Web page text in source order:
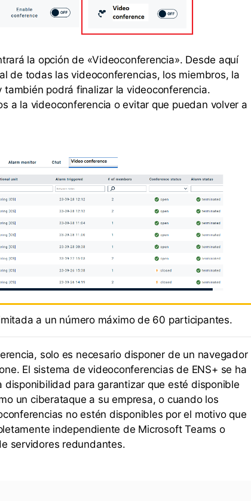
la opción de «Videoconferencia». Desde aquí
de todas las videoconferencias, los miembros, la
podrá finalizar la videoconferencia.
a la videoconferencia o evitar que puedan volver a
a un número máximo de 60 participantes.
solo es necesario disponer de un navegador
El sistema de videoconferencias de ENS+ se ha
para garantizar que esté disponible
un ciberataque a su empresa, o cuando los
no estén disponibles por el motivo que
independiente de Microsoft Teams o
servidores redundantes.